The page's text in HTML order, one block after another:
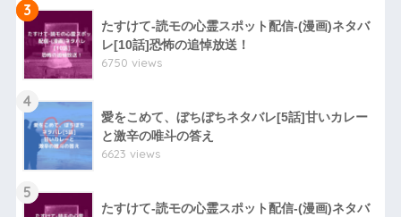
3
たすけて-読モの心霊スポット配信-(漫画)ネタバ
レ[10話]恐怖の追悼放送！
6750 views
4
愛をこめて、ぼちぼちネタバレ[5話]甘いカレー
と激辛の唯斗の答え
6623 views
5
たすけて-読モの心霊スポット配信-(漫画)ネタバ